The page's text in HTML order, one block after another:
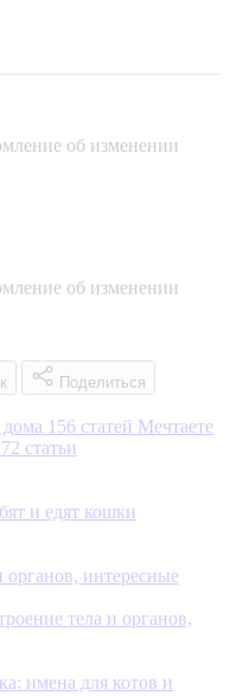
об изменении
об изменении
Поделиться
156 статей Мечтаете
72 статьи
и едят кошки
тела и органов,